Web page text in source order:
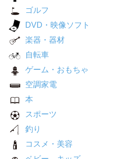
ゴルフ
DVD・映像ソフト
楽器・器材
自転車
ゲーム・おもちゃ
空調家電
本
スポーツ
釣り
コスメ・美容